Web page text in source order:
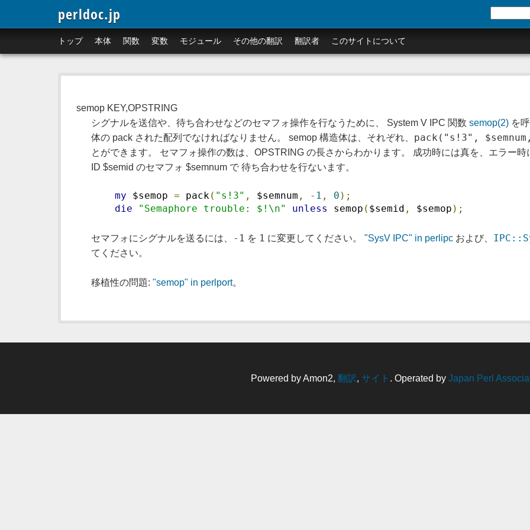
perldoc.jp
トップ 本体 関数 変数 モジュール その他の翻訳 翻訳者 このサイトについて
semop KEY,OPSTRING
シグナルを送信や、待ち合わせなどのセマフォ操作を行なうために、 System V IPC 関数semop(2) を
体の pack された配列でなければなりません。 semop 構造体は、それぞれ、 pack("s!3",
とができます。 セマフォ操作の数は、OPSTRING の長さからわかります。 成功時には真を、エラー
ID $semid のセマフォ $semnum で 待ち合わせを行ないます。
my $semop = pack( "s!3" , $semnum , - 1 , 0 );
die
"Semaphore trouble: $!\n" unless semop ( $semid , $semop );
セマフォにシグナルを送るには、 -1 を 1 に変更してください。"SysV IPC" in perlipc および、
てください。
移植性の問題:"semop" in perlport。
Powered by Amon2, 翻訳, サイト . Operated by Japan Perl